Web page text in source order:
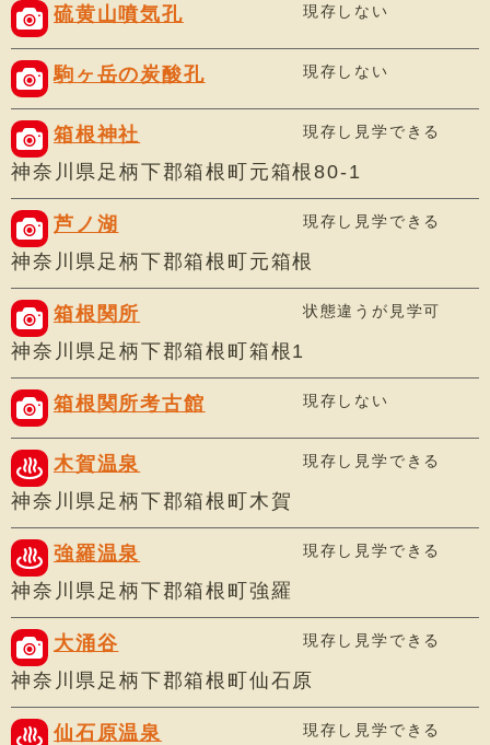
硫黄山噴気孔 現存しない
駒ヶ岳の炭酸孔 現存しない
箱根神社 現存し見学できる
神奈川県足柄下郡箱根町元箱根80-1
芦ノ湖 現存し見学できる
神奈川県足柄下郡箱根町元箱根
箱根関所 状態違うが見学可
神奈川県足柄下郡箱根町箱根1
箱根関所考古館 現存しない
木賀温泉 現存し見学できる
神奈川県足柄下郡箱根町木賀
強羅温泉 現存し見学できる
神奈川県足柄下郡箱根町強羅
大涌谷 現存し見学できる
神奈川県足柄下郡箱根町仙石原
仙石原温泉 現存し見学できる